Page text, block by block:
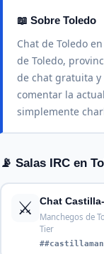
📖 Sobre Toledo
Chat de Toledo
de Toledo,
de chat gratuita y
comentar la
simplemente
📡 Salas IRC en
⚔️
Chat
Manchegos de
Tier